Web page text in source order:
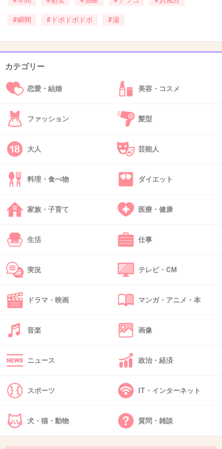
私は水を出し入れすることができるんだけど…
お風呂で膣筋トレしてたら、お湯が入ってしま
い…、逆に今度はお湯が落ちないように締めま
くるww
ある意味、膣筋トレです
37. 匿名
た。
れてトレーニングすれば治ると言われ、産後で
てたな～(；´_ゝ`)
38. 匿名 2013/05/08(水) 08:45:31
がってからお湯がジワッと出てきてよく焦る(；
緩いからか…鍛えよ(ﾉД`)
#瞬間 #ドボドボドボ #湯
カテゴリー
恋愛・結婚 美容・コスメ
ファッション 髪型
大人 芸能人
料理・食べ物 ダイエット
家族・子育て 医療・健康
生活 仕事
実況 テレビ・CM
ドラマ・映画 マンガ・アニメ・本
音楽 画像
ニュース 政治・経済
スポーツ IT・インターネット
犬・猫・動物 質問・雑談